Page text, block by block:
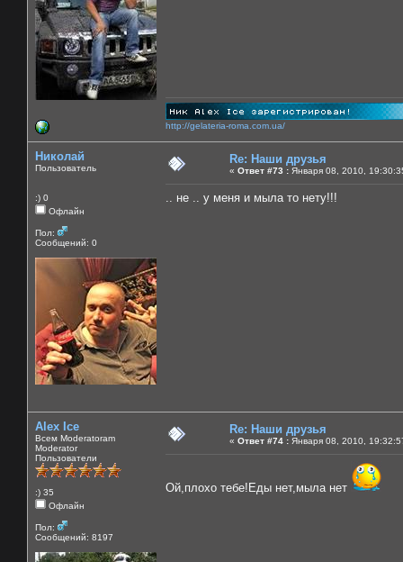
http://gelateria-roma.com.ua/
Николай
Пользователь
:) 0
Офлайн
Пол:
Сообщений: 0
Re: Наши друзья
« Ответ #73 : Января 08, 2010,
.. не .. у меня и мыла то нету!!!
Alex Ice
Всем Moderatoram
Moderator
Пользователи
:) 35
Офлайн
Пол:
Сообщений: 8197
Re: Наши друзья
« Ответ #74 : Января 08, 2010,
Ой,плохо тебе!Еды нет,мыла нет